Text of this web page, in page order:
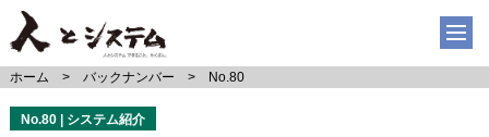
ホーム バックナンバー No.80
No.80 | システム紹介